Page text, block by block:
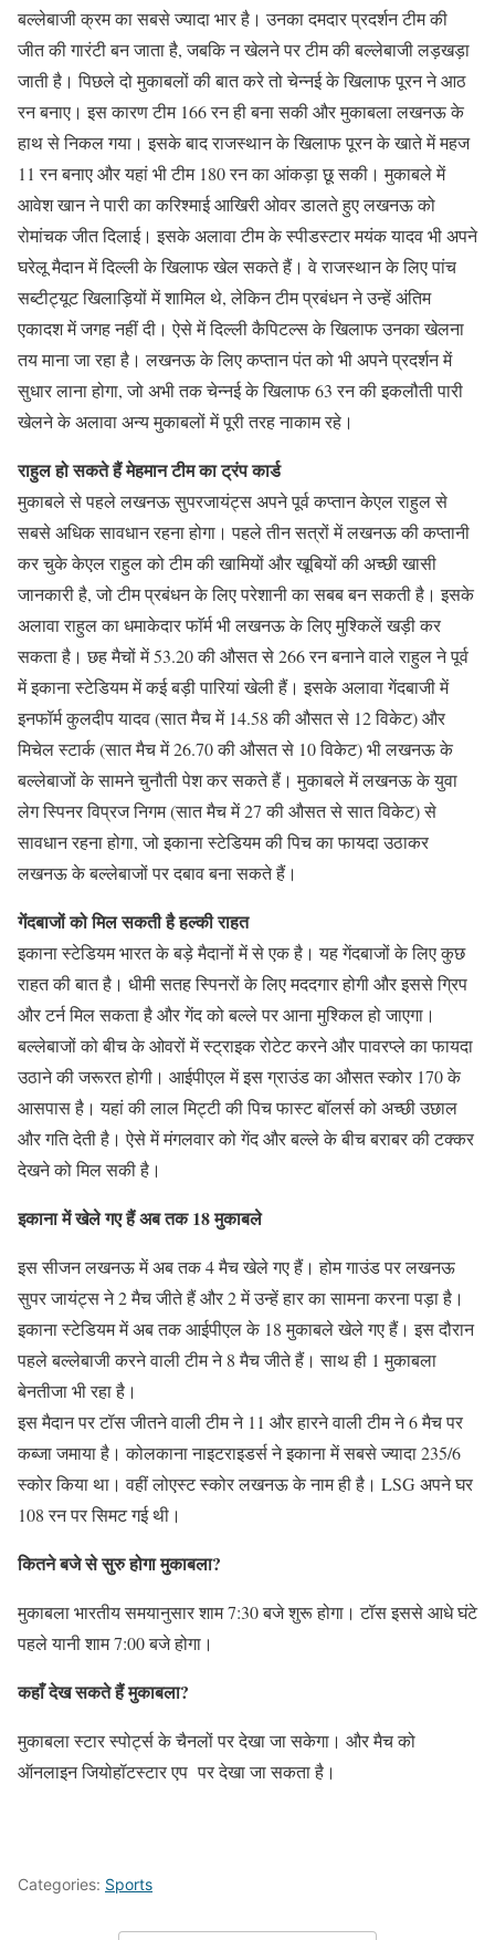
बल्लेबाजी क्रम का सबसे ज्यादा भार है। उनका दमदार प्रदर्शन टीम की
जीत की गारंटी बन जाता है, जबकि न खेलने पर टीम की बल्लेबाजी लड़खड़ा
जाती है। पिछले दो मुकाबलों की बात करे तो चेन्नई के खिलाफ पूरन ने आठ
रन बनाए। इस कारण टीम 166 रन ही बना सकी और मुकाबला लखनऊ के
हाथ से निकल गया। इसके बाद राजस्थान के खिलाफ पूरन के खाते में महज
11 रन बनाए और यहां भी टीम 180 रन का आंकड़ा छू सकी। मुकाबले में
आवेश खान ने पारी का करिश्माई आखिरी ओवर डालते हुए लखनऊ को
रोमांचक जीत दिलाई। इसके अलावा टीम के स्पीडस्टार मयंक यादव भी अपने
घरेलू मैदान में दिल्ली के खिलाफ खेल सकते हैं। वे राजस्थान के लिए पांच
सब्टीट्यूट खिलाड़ियों में शामिल थे, लेकिन टीम प्रबंधन ने उन्हें अंतिम
एकादश में जगह नहीं दी। ऐसे में दिल्ली कैपिटल्स के खिलाफ उनका खेलना
तय माना जा रहा है। लखनऊ के लिए कप्तान पंत को भी अपने प्रदर्शन में
सुधार लाना होगा, जो अभी तक चेन्नई के खिलाफ 63 रन की इकलौती पारी
खेलने के अलावा अन्य मुकाबलों में पूरी तरह नाकाम रहे।
राहुल हो सकते हैं मेहमान टीम का ट्रंप कार्ड
मुकाबले से पहले लखनऊ सुपरजायंट्स अपने पूर्व कप्तान केएल राहुल से
सबसे अधिक सावधान रहना होगा। पहले तीन सत्रों में लखनऊ की कप्तानी
कर चुके केएल राहुल को टीम की खामियों और खूबियों की अच्छी खासी
जानकारी है, जो टीम प्रबंधन के लिए परेशानी का सबब बन सकती है। इसके
अलावा राहुल का धमाकेदार फाॅर्म भी लखनऊ के लिए मुश्किलें खड़ी कर
सकता है। छह मैचों में 53.20 की औसत से 266 रन बनाने वाले राहुल ने पूर्व
में इकाना स्टेडियम में कई बड़ी पारियां खेली हैं। इसके अलावा गेंदबाजी में
इनफॉर्म कुलदीप यादव (सात मैच में 14.58 की औसत से 12 विकेट) और
मिचेल स्टार्क (सात मैच में 26.70 की औसत से 10 विकेट) भी लखनऊ के
बल्लेबाजों के सामने चुनौती पेश कर सकते हैं। मुकाबले में लखनऊ के युवा
लेग स्पिनर विप्रज निगम (सात मैच में 27 की औसत से सात विकेट) से
सावधान रहना होगा, जो इकाना स्टेडियम की पिच का फायदा उठाकर
लखनऊ के बल्लेबाजों पर दबाव बना सकते हैं।
गेंदबाजों को मिल सकती है हल्‍की राहत
इकाना स्‍टेडियम भारत के बड़े मैदानों में से एक है। यह गेंदबाजों के लिए कुछ
राहत की बात है। धीमी सतह स्पिनरों के लिए मददगार होगी और इससे ग्रिप
और टर्न मिल सकता है और गेंद को बल्ले पर आना मुश्किल हो जाएगा।
बल्लेबाजों को बीच के ओवरों में स्ट्राइक रोटेट करने और पावरप्ले का फायदा
उठाने की जरूरत होगी। आईपीएल में इस ग्राउंड का औसत स्‍कोर 170 के
आसपास है। यहां की लाल मिट्टी की पिच फास्‍ट बॉलर्स को अच्छी उछाल
और गति देती है। ऐसे में मंगलवार को गेंद और बल्‍ले के बीच बराबर की टक्‍कर
देखने को मिल सकी है।
इकाना में खेले गए हैं अब तक 18 मुकाबले
इस सीजन लखनऊ में अब तक 4 मैच खेले गए हैं। होम गाउंड पर लखनऊ
सुपर जायंट्स ने 2 मैच जीते हैं और 2 में उन्‍हें हार का सामना करना पड़ा है।
इकाना स्‍टेडियम में अब तक आईपीएल के 18 मुकाबले खेले गए हैं। इस दौरान
पहले बल्‍लेबाजी करने वाली टीम ने 8 मैच जीते हैं। साथ ही 1 मुकाबला
बेनतीजा भी रहा है।
इस मैदान पर टॉस जीतने वाली टीम ने 11 और हारने वाली टीम ने 6 मैच पर
कब्‍जा जमाया है। कोलकाना नाइटराइडर्स ने इकाना में सबसे ज्‍यादा 235/6
स्‍कोर किया था। वहीं लोएस्‍ट स्‍कोर लखनऊ के नाम ही है। LSG अपने घर
108 रन पर सिमट गई थी।
कितने बजे से सुरु होगा मुकाबला?
मुकाबला भारतीय समयानुसार शाम 7:30 बजे शुरू होगा। टॉस इससे आधे घंटे
पहले यानी शाम 7:00 बजे होगा।
कहाँ देख सकते हैं मुकाबला?
मुकाबला स्टार स्पोर्ट्स के चैनलों पर देखा जा सकेगा। और मैच को
ऑनलाइन जियोहॉटस्टार एप पर देखा जा सकता है।
Categories: Sports